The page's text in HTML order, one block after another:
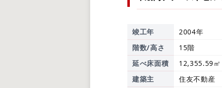
竣工年
2004年
階数/高さ
15階
延べ床面積
12,355.59㎡
建築主
住友不動産